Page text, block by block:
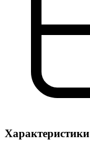
Характеристики